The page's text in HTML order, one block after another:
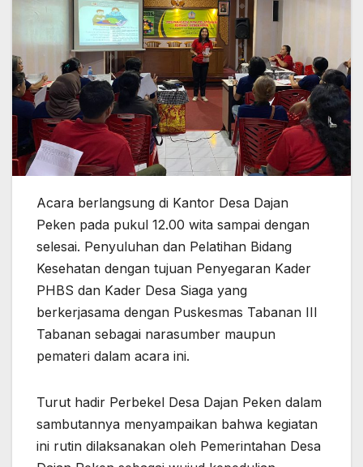
Acara berlangsung di Kantor Desa Dajan
Peken pada pukul 12.00 wita sampai dengan
selesai. Penyuluhan dan Pelatihan Bidang
Kesehatan dengan tujuan Penyegaran Kader
PHBS dan Kader Desa Siaga yang
berkerjasama dengan Puskesmas Tabanan III
Tabanan sebagai narasumber maupun
pemateri dalam acara ini.
Turut hadir Perbekel Desa Dajan Peken dalam
sambutannya menyampaikan bahwa kegiatan
ini rutin dilaksanakan oleh Pemerintahan Desa